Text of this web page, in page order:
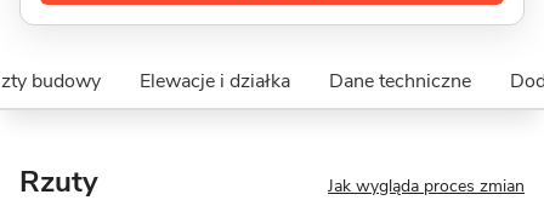
budowy Elewacje i działka Dane techniczne
Rzuty Jak wygląda proces zmian